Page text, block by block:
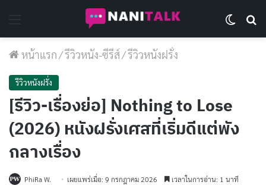
หน้าแรก/รีวิวหนัง-ซีรีส์/รีวิวหนังฝรั่ง
รีวิวหนังฝรั่ง
[รีวิว-เรื่องย่อ] Nothing to Lose
(2026) หนังฝรั่งเศสที่เริ่มดีแต่พัง
กลางเรื่อง
PhiRa W. เผยแพร่เมื่อ: 9 กรกฎาคม 2026 เวลาในการอ่าน: 1 นาที